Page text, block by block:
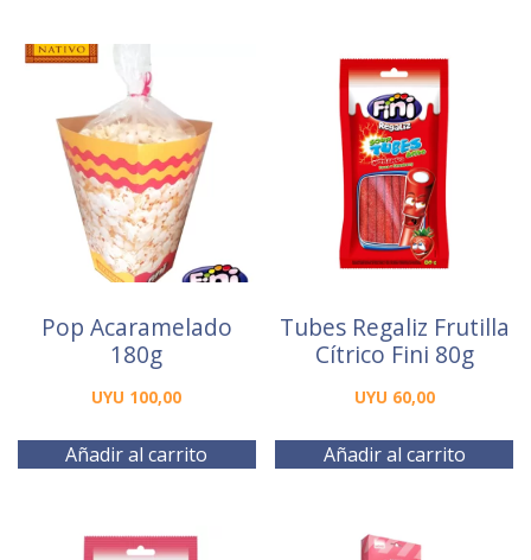
Pop Acaramelado
180g
UYU 100,00
Añadir al carrito
Tubes Regaliz Frutilla
Cítrico Fini 80g
UYU 60,00
Añadir al carrito